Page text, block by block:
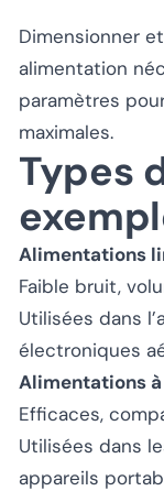
Dimensionner
alimentation
paramètres
maximales.
Types
Alimentations
Faible bruit,
Utilisées dans
électroniques
Alimentations à
Efficaces,
Utilisées dans
appareils